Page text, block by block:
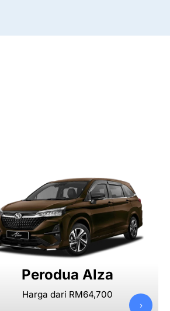
Perodua Alza
Harga dari RM64,700
›